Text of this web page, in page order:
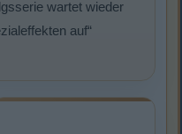
wartet wieder
auf“